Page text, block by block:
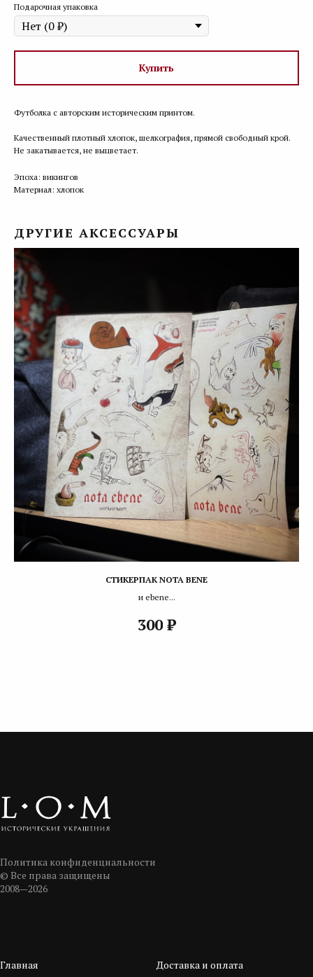
Подарочная упаковка
Купить
Футболка с авторским историческим принтом.
Качественный плотный хлопок, шелкография, прямой свободный крой.
Не закатывается, не выцветает.
Эпоха: викингов
Материал: хлопок
ДРУГИЕ АКСЕССУАРЫ
СТИКЕРПАК NOTA BENE
и ebene...
300 ₽
Политика конфиденциальности
© Все права защищены
2008—2026
Главная Доставка и оплата